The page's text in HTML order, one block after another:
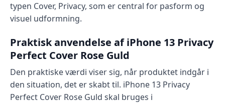
typen Cover, Privacy, som er central for pasform og
visuel udformning.
Praktisk anvendelse af iPhone 13 Privacy
Perfect Cover Rose Guld
Den praktiske værdi viser sig, når produktet indgår i
den situation, det er skabt til. iPhone 13 Privacy
Perfect Cover Rose Guld skal bruges i